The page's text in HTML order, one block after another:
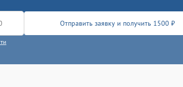
Отправить заявку и получить 1500 ₽